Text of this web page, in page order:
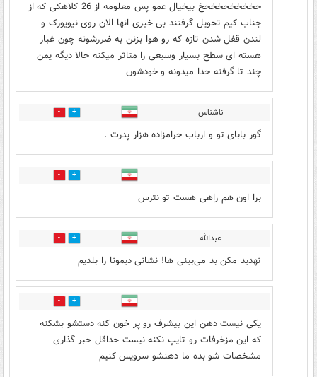
خخخخخخخخخخ بیخیال عمو پس معلومه از 26 کلاهکی که از
جناب کیم تحویل گرفتند بی خبری انها الان روی نیویورک و
لندن قفل شدن تازه که رو هوا بزنن به ضررشونه چون غبار
هسته ای سطح بسیار وسیعی را متاثر میکنه حالا دیگه یمن
چند تا گرفته خدا میدونه و خودشون
ناشناس 0
گور بابای تو و ارباب حرامزاده هزار پدرت .
0
برا اون هم راهی هست تو نترس
عبدالله 1
تهدید مکن بد می‌بينی ها! نشانی دیمونا را بلدیم
0
یکی نیست دهن این بیشرف رو پر خون کنه دستشو بشکنه
که این مزخرفات رو تایپ نکنه نیست حداقل خبر گذاری
مشخصات شو بده ما دهنشو سرویس کنیم